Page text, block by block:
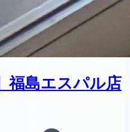
福島エスパル店